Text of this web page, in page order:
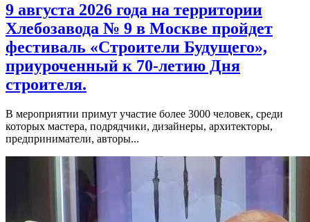
9 августа 2026 года на территории
Хлебозавода № 9 в Москве пройдет
фестиваль «Строители Будущего»,
приуроченный к 70-летию Дня
строителя.
В мероприятии примут участие более 3000 человек, среди
которых мастера, подрядчики, дизайнеры, архитекторы,
предприниматели, авторы...